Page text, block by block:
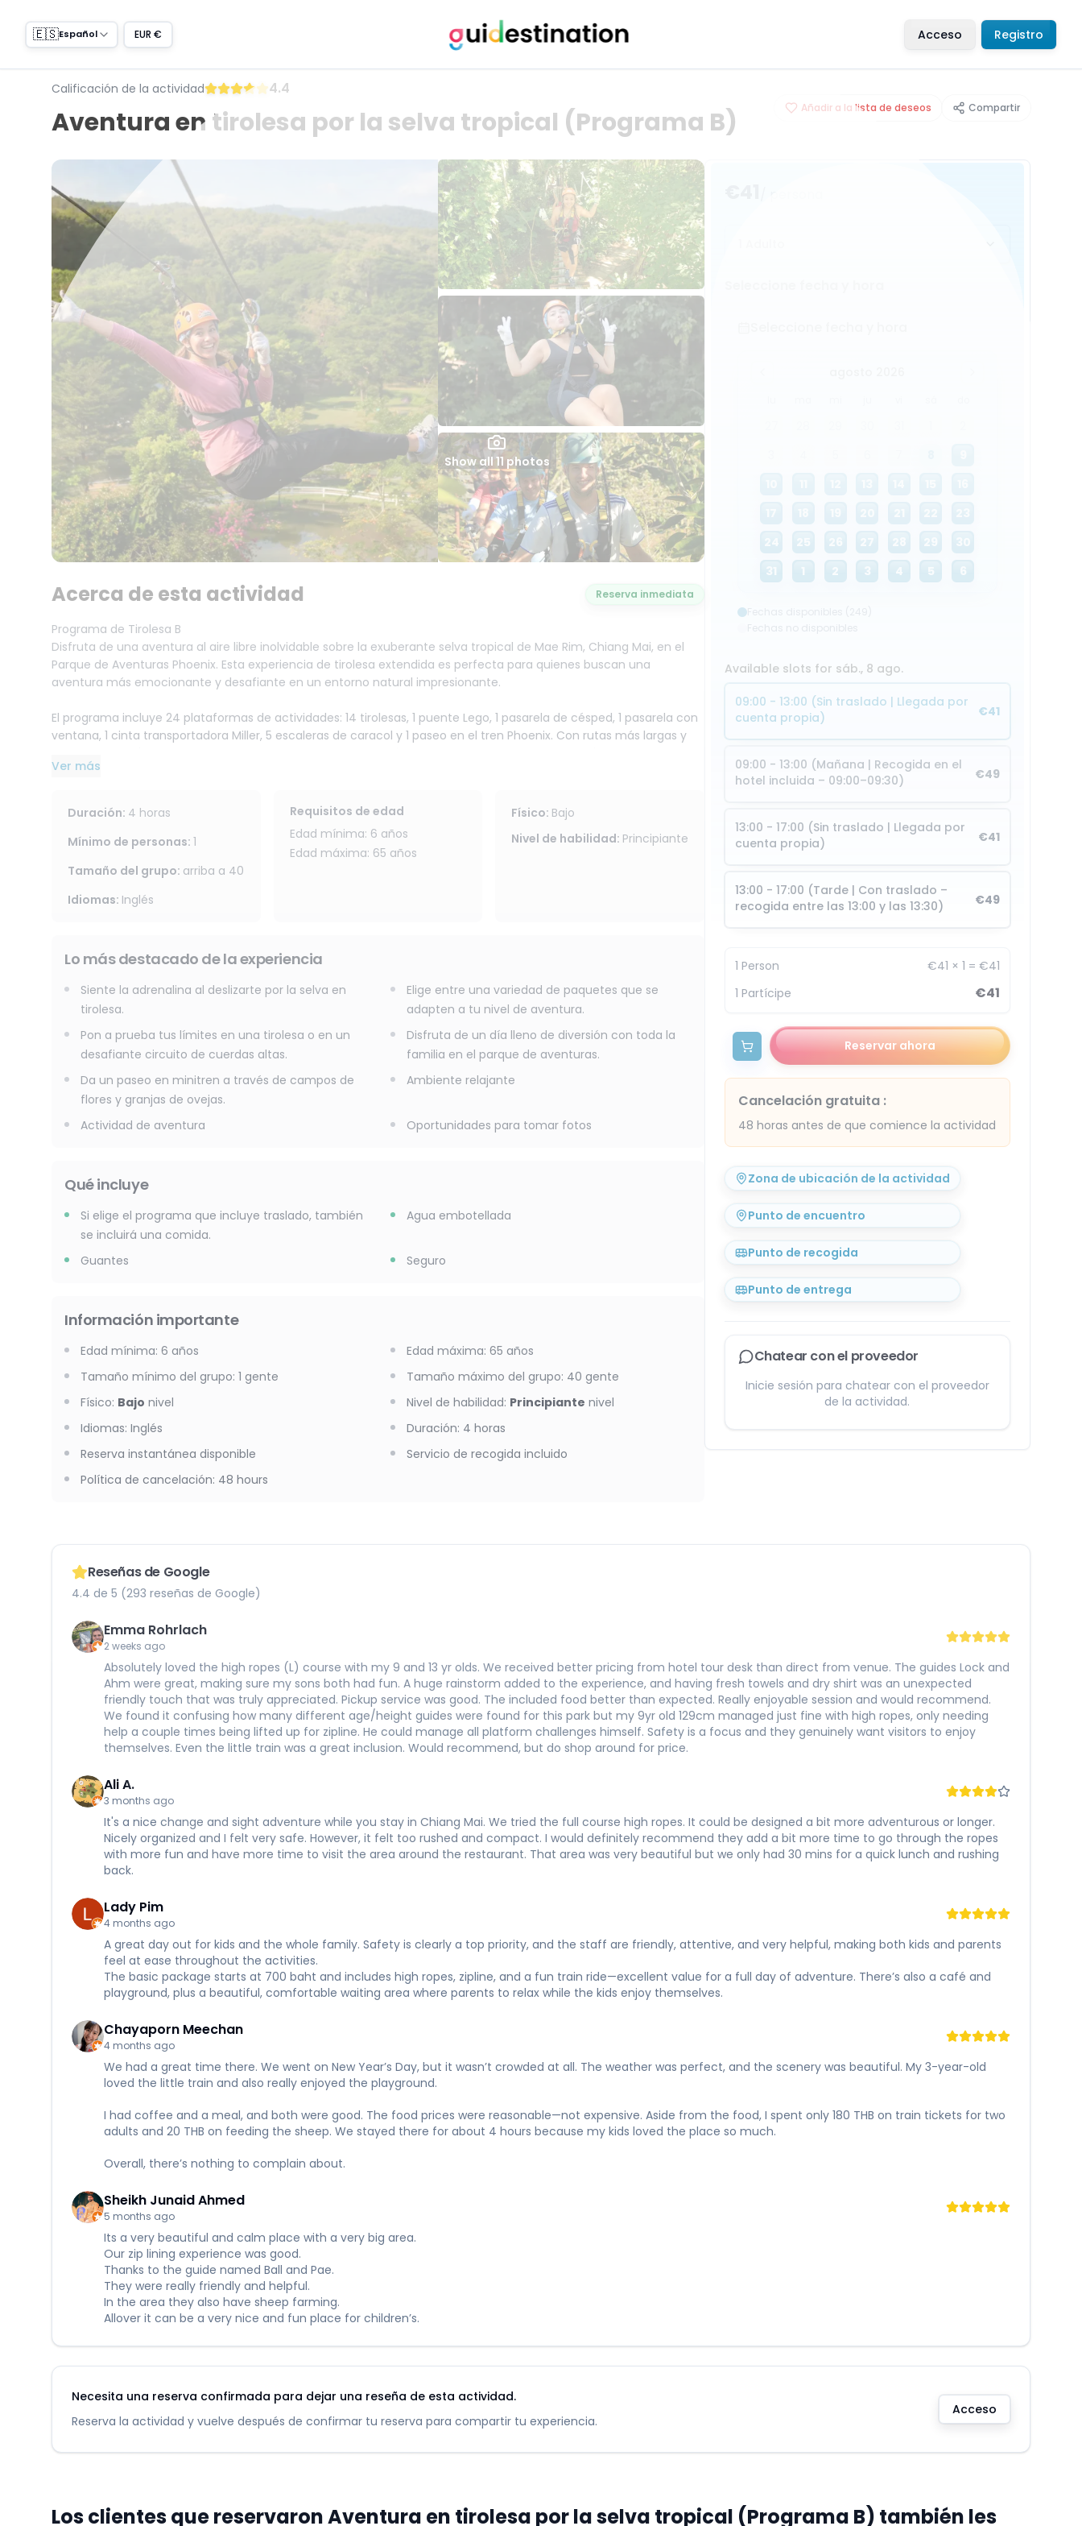
🇪🇸Español EUR € Acceso Registro
Calificación de la actividad 4.4
Aventura en tirolesa por la selva tropical (Programa B) Añadir a la lista de deseos Compartir
24
25 26 27 28 29
30
31
1 2 3 4 5 6
Fechas disponibles (249)
Fechas no disponibles
Available slots for sáb., 8 ago.
09:00 - 13:00 (Sin traslado | Llegada por
cuenta propia)
€41
09:00 - 13:00 (Mañana | Recogida en el
hotel incluida – 09:00–09:30)
€49
13:00 - 17:00 (Sin traslado | Llegada por
cuenta propia)
€41
13:00 - 17:00 (Tarde | Con traslado –
recogida entre las 13:00 y las 13:30)
€49
1 Person €41 × 1 = €41
1 Partícipe €41
Reservar ahora
Cancelación gratuita:
48 horas antes de que comience la actividad
Zona de ubicación de la actividad
Punto de encuentro
Punto de recogida
Punto de entrega
Chatear con el proveedor
Inicie sesión para chatear con el proveedor
de la actividad.
Show all 11 photos
Acerca de esta actividad Reserva inmediata
Programa de Tirolesa B
Disfruta de una aventura al aire libre inolvidable sobre la exuberante selva tropical de Mae Rim, Chiang Mai, en el
Parque de Aventuras Phoenix. Esta experiencia de tirolesa extendida es perfecta para quienes buscan una
aventura más emocionante y desafiante en un entorno natural impresionante.
El programa incluye 24 plataformas de actividades: 14 tirolesas, 1 puente Lego, 1 pasarela de césped, 1 pasarela con
ventana, 1 cinta transportadora Miller, 5 escaleras de caracol y 1 paseo en el tren Phoenix. Con rutas más largas y
los árboles.
Horario:
El traslado es opcional. Se ofrece recogida en el hotel en la zona del casco antiguo de Chiang Mai.
Sin traslado: se requiere llegar por cuenta propia.
Ya sea que visite la zona con amigos, en pareja o en familia, esta experiencia ofrece una combinación perfecta de
aventura, naturaleza y diversión en uno de los entornos naturales más pintorescos de Chiang Mai.
Requisitos: Los participantes deben tener entre 6 y 65 años, con un peso máximo de 110 kg y una altura mínima de
110 cm. Se requiere buena salud física.
Ver más
Duración: 4 horas
Mínimo de personas: 1
Tamaño del grupo: arriba a 40
Idiomas: Inglés
Requisitos de edad
Edad mínima: 6 años
Edad máxima: 65 años
Físico: Bajo
Nivel de habilidad: Principiante
Lo más destacado de la experiencia
Siente la adrenalina al deslizarte por la selva en
tirolesa.
Elige entre una variedad de paquetes que se
adapten a tu nivel de aventura.
Pon a prueba tus límites en una tirolesa o en un
desafiante circuito de cuerdas altas.
Disfruta de un día lleno de diversión con toda la
familia en el parque de aventuras.
Da un paseo en minitren a través de campos de
flores y granjas de ovejas.
Ambiente relajante
Actividad de aventura Oportunidades para tomar fotos
Qué incluye
Si elige el programa que incluye traslado, también
se incluirá una comida.
Agua embotellada
Guantes Seguro
Información importante
Edad mínima: 6 años Edad máxima: 65 años
Tamaño mínimo del grupo: 1 gente Tamaño máximo del grupo: 40 gente
Físico: Bajo nivel Nivel de habilidad: Principiante nivel
Idiomas: Inglés Duración: 4 horas
Reserva instantánea disponible
Servicio de recogida incluido
Política de cancelación: 48 hours
Reseñas de Google
4.4 de 5 (293 reseñas de Google)
Emma Rohrlach
2 weeks ago
Absolutely loved the high ropes (L) course with my 9 and 13 yr olds. We received better pricing from hotel tour desk than direct from venue. The guides Lock and
Ahm were great, making sure my sons both had fun. A huge rainstorm added to the experience, and having fresh towels and dry shirt was an unexpected
friendly touch that was truly appreciated. Pickup service was good. The included food better than expected. Really enjoyable session and would recommend.
We found it confusing how many different age/height guides were found for this park but my 9yr old 129cm managed just fine with high ropes, only needing
help a couple times being lifted up for zipline. He could manage all platform challenges himself. Safety is a focus and they genuinely want visitors to enjoy
themselves. Even the little train was a great inclusion. Would recommend, but do shop around for price.
Ali A.
3 months ago
It's a nice change and sight adventure while you stay in Chiang Mai. We tried the full course high ropes. It could be designed a bit more adventurous or longer.
Nicely organized and I felt very safe. However, it felt too rushed and compact. I would definitely recommend they add a bit more time to go through the ropes
with more fun and have more time to visit the area around the restaurant. That area was very beautiful but we only had 30 mins for a quick lunch and rushing
back.
Lady Pim
4 months ago
A great day out for kids and the whole family. Safety is clearly a top priority, and the staff are friendly, attentive, and very helpful, making both kids and parents
feel at ease throughout the activities.
The basic package starts at 700 baht and includes high ropes, zipline, and a fun train ride—excellent value for a full day of adventure. There’s also a café and
playground, plus a beautiful, comfortable waiting area where parents to relax while the kids enjoy themselves.
Chayaporn Meechan
4 months ago
We had a great time there. We went on New Year’s Day, but it wasn’t crowded at all. The weather was perfect, and the scenery was beautiful. My 3-year-old
loved the little train and also really enjoyed the playground.
I had coffee and a meal, and both were good. The food prices were reasonable—not expensive. Aside from the food, I spent only 180 THB on train tickets for two
adults and 20 THB on feeding the sheep. We stayed there for about 4 hours because my kids loved the place so much.
Overall, there’s nothing to complain about.
Sheikh Junaid Ahmed
5 months ago
Its a very beautiful and calm place with a very big area.
Our zip lining experience was good.
Thanks to the guide named Ball and Pae.
They were really friendly and helpful.
In the area they also have sheep farming.
Allover it can be a very nice and fun place for children’s.
Necesita una reserva confirmada para dejar una reseña de esta actividad.
Reserva la actividad y vuelve después de confirmar tu reserva para compartir tu experiencia.
Acceso
Los clientes que reservaron Aventura en tirolesa por la selva tropical (Programa B) también les